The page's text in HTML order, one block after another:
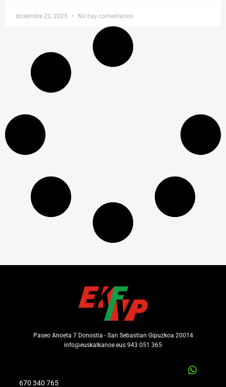
diciembre 23, 2025 No hay comentarios
Paseo Anoeta 7 Donostia - San Sebastian Gipuzkoa 20014
info@euskalkanoe.eus 943 051 365
670 340 765